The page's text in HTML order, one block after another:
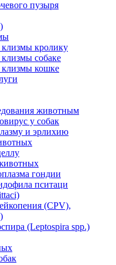
пузыря
клизмы кролику
собаке
клизмы кошке
животным
у собак
и эрлихию
гондии
пситаци
(CPV),
(Leptospira spp.)